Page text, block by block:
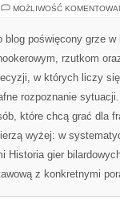
MOŻLIWOŚĆ
blog poświęcony grze
rzutkom
w których liczy
rozpoznanie
które chcą grać dla
wyżej: w
Historia gier
z konkretnymi